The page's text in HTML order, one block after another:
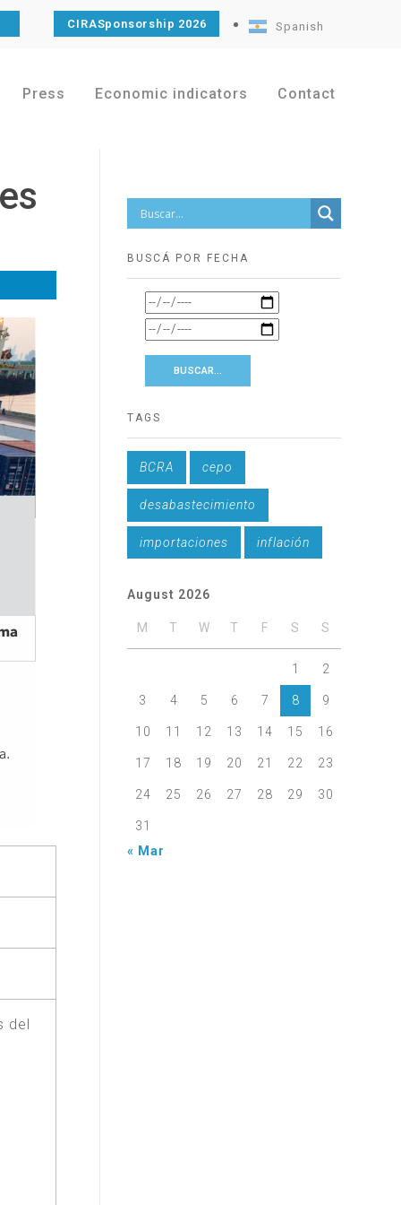
CIRASponsorship 2026 Spanish
Press Economic indicators Contact
del
BUSCÁ POR FECHA
TAGS
BCRA cepo
desabastecimiento
importaciones inflación
August 2026
M T W T F S S
1 2
3 4 5 6 7 8 9
10 11 12 13 14 15 16
17 18 19 20 21 22 23
24 25 26 27 28 29 30
31
« Mar